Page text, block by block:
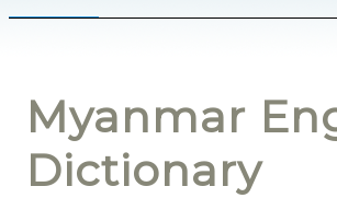
Myanmar
Dictionary